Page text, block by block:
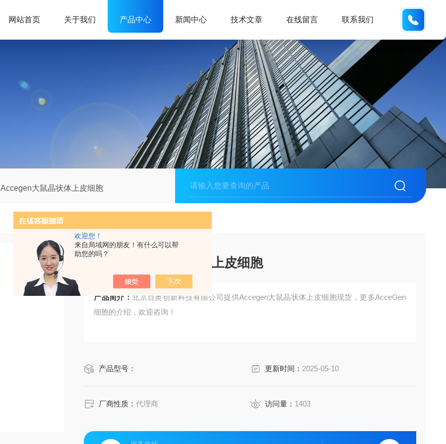
欢迎您！
来自局域网的朋友！有什么可以帮
助您的吗？
网站首页 关于我们 产品中心 新闻中心 技术文章 在线留言 联系我们
Accegen大鼠晶状体上皮细胞
Accegen大鼠晶状体上皮细胞
产品简介：北京百奥创新科技有限公司提供Accegen大鼠晶状体上皮细胞现货，更多AcceGen
细胞的介绍，欢迎咨询！
产品型号： 更新时间： 2025-05-10
厂商性质：代理商 访问量： 1403